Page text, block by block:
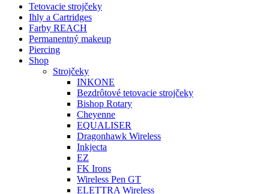
Tetovacie strojčeky
Ihly a Cartridges
Farby REACH
Permanentný makeup
Piercing
Shop
Strojčeky
INKONE
Bezdrôtové tetovacie strojčeky
Bishop Rotary
Cheyenne
EQUALISER
Dragonhawk Wireless
Inkjecta
EZ
FK Irons
Wireless Pen GT
ELETTRA Wireless